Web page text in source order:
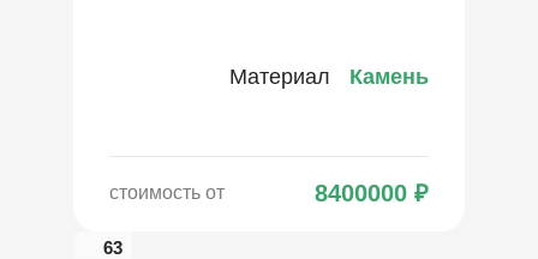
Материал Камень
стоимость от 8400000 ₽
63